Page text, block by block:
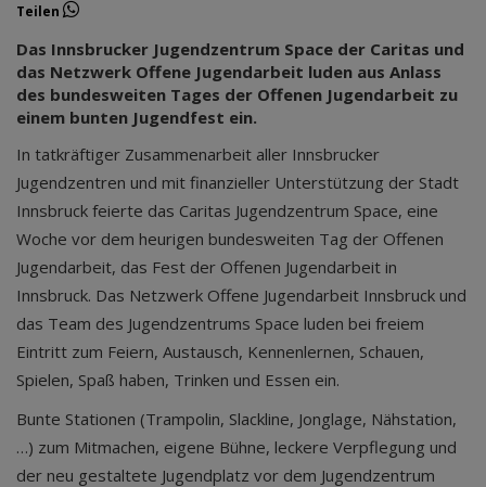
Teilen
Das Innsbrucker Jugendzentrum Space der Caritas und
das Netzwerk Offene Jugendarbeit luden aus Anlass
des bundesweiten Tages der Offenen Jugendarbeit zu
einem bunten Jugendfest ein.
In tatkräftiger Zusammenarbeit aller Innsbrucker
Jugendzentren und mit finanzieller Unterstützung der Stadt
Innsbruck feierte das Caritas Jugendzentrum Space, eine
Woche vor dem heurigen bundesweiten Tag der Offenen
Jugendarbeit, das Fest der Offenen Jugendarbeit in
Innsbruck. Das Netzwerk Offene Jugendarbeit Innsbruck und
das Team des Jugendzentrums Space luden bei freiem
Eintritt zum Feiern, Austausch, Kennenlernen, Schauen,
Spielen, Spaß haben, Trinken und Essen ein.
Bunte Stationen (Trampolin, Slackline, Jonglage, Nähstation,
…) zum Mitmachen, eigene Bühne, leckere Verpflegung und
der neu gestaltete Jugendplatz vor dem Jugendzentrum